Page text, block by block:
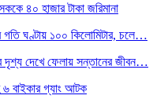
৪০ হাজার টাকা জরিমানা
গতি ঘণ্টায় ১০০ কিলোমিটার, চলে…
দৃশ্য দেখে ফেলায় সন্তানের জীবন…
৬ বাইকার গ্যাং আটক